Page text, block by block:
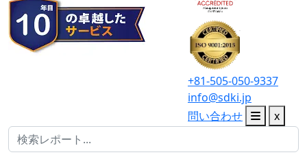
+81-505-050-9337
info@sdki.jp
問い合わせ
x